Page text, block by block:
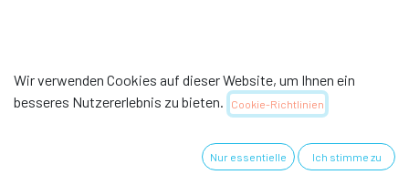
Wir verwenden Cookies auf dieser Website, um Ihnen ein
besseres Nutzererlebnis zu bieten.
Cookie-Richtlinien
Nur essentielle Ich stimme zu